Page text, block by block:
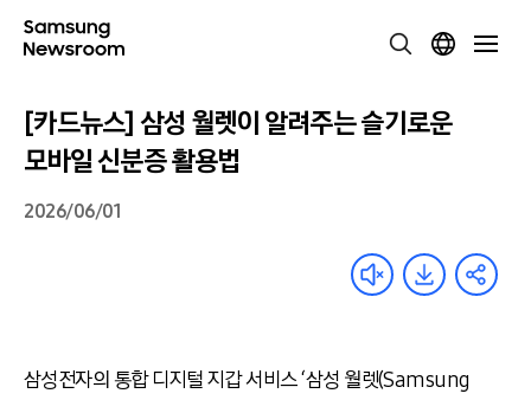
[카드뉴스] 삼성 월렛이 알려주는 슬기로운
모바일 신분증 활용법
2026/06/01
삼성전자의 통합 디지털 지갑 서비스 ‘삼성 월렛(Samsung